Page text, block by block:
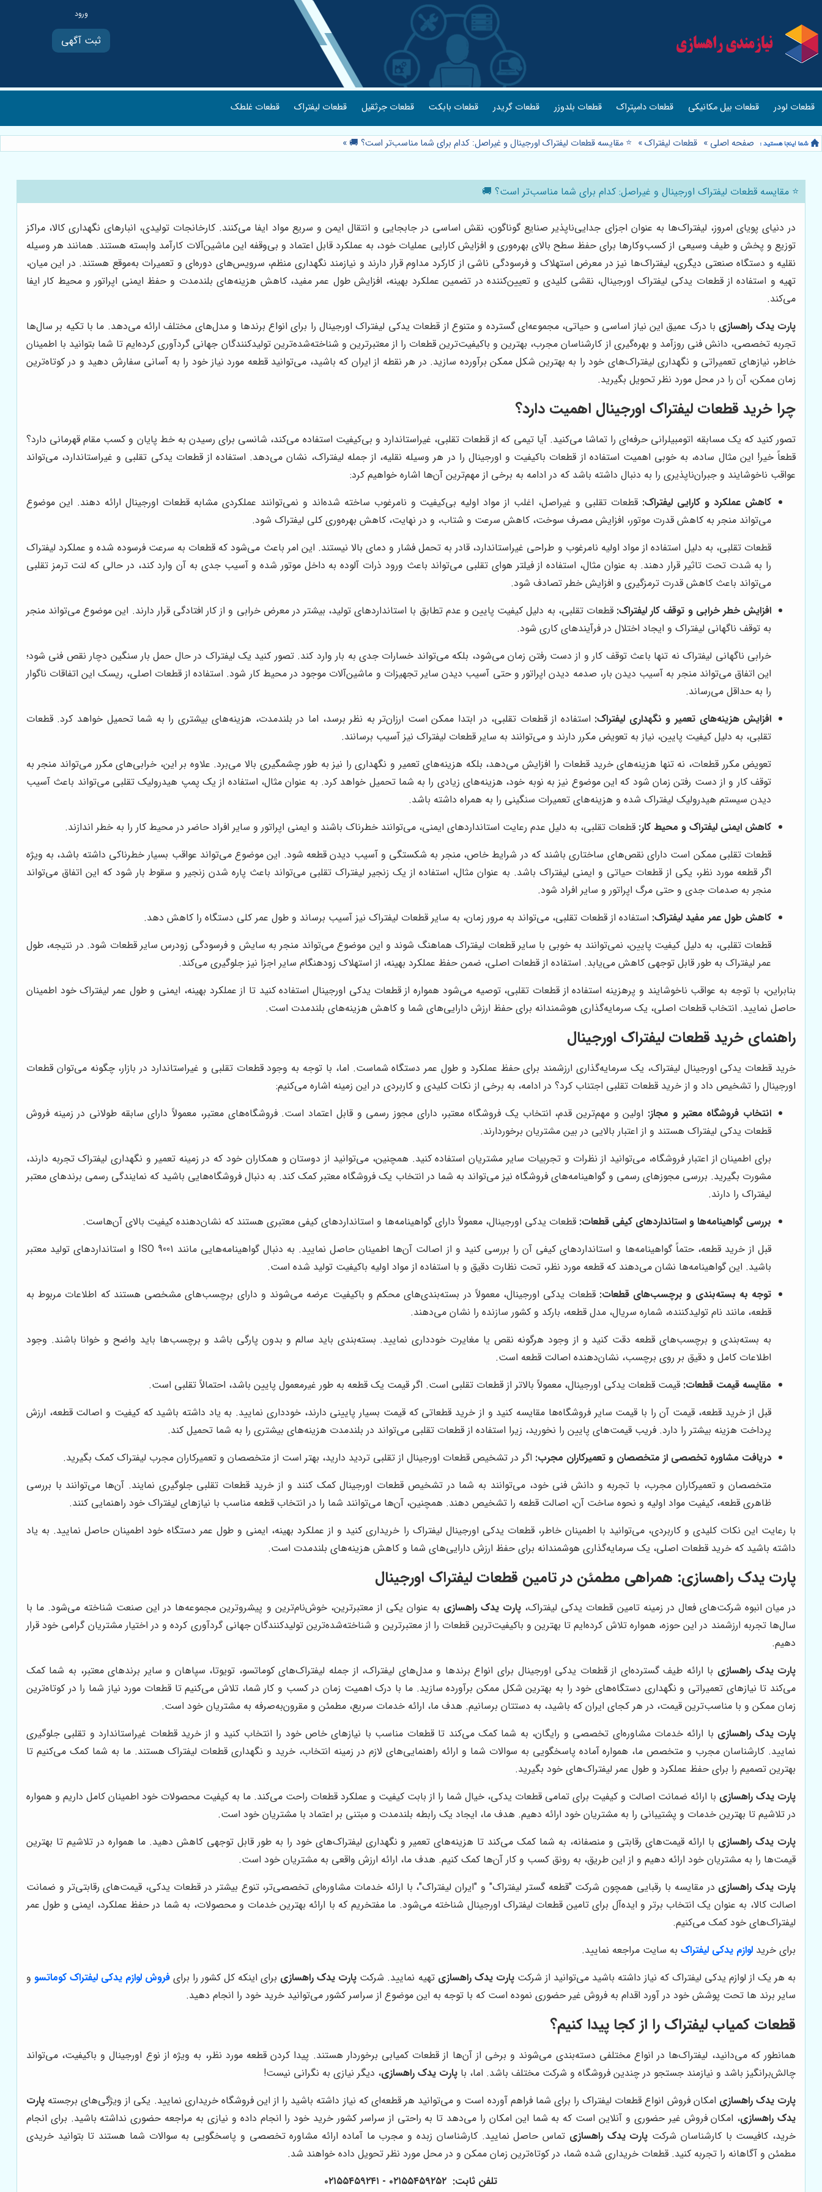
ثبت آگهی
قطعات لودر قطعات بیل مکانیکی قطعات دامپتراک قطعات بلدوزر قطعات گریدر قطعات بابکت قطعات جرثقیل قطعات لیفتراک قطعات غلطک
صفحه اصلی » قطعات لیفتراک» ⭐️ مقایسه قطعات لیفتراک اورجینال و غیراصل: کدام برای شما مناسب‌تر است؟ 🚚 »
⭐️ مقایسه قطعات لیفتراک اورجینال و غیراصل: کدام برای شما مناسب‌تر است؟ 🚚
در دنیای پویای امروز، لیفتراک‌ها به عنوان اجزای جدایی‌ناپذیر صنایع گوناگون، نقش اساسی در جابجایی و انتقال ایمن و سریع مواد ایفا می‌کنند. کارخانجات تولیدی، انبارهای نگهداری کالا، مراکز
توزیع و پخش و طیف وسیعی از کسب‌وکارها برای حفظ سطح بالای بهره‌وری و افزایش کارایی عملیات خود، به عملکرد قابل اعتماد و بی‌وقفه این ماشین‌آلات کارآمد وابسته هستند. همانند هر وسیله
نقلیه و دستگاه صنعتی دیگری، لیفتراک‌ها نیز در معرض استهلاک و فرسودگی ناشی از کارکرد مداوم قرار دارند و نیازمند نگهداری منظم، سرویس‌های دوره‌ای و تعمیرات به‌موقع هستند. در این میان،
تهیه و استفاده از قطعات یدکی لیفتراک اورجینال، نقشی کلیدی و تعیین‌کننده در تضمین عملکرد بهینه، افزایش طول عمر مفید، کاهش هزینه‌های بلندمدت و حفظ ایمنی اپراتور و محیط کار ایفا
می‌کند.
پارت یدک راهسازی با درک عمیق این نیاز اساسی و حیاتی، مجموعه‌ای گسترده و متنوع از قطعات یدکی لیفتراک اورجینال را برای انواع برندها و مدل‌های مختلف ارائه می‌دهد. ما با تکیه بر سال‌ها
تجربه تخصصی، دانش فنی روزآمد و بهره‌گیری از کارشناسان مجرب، بهترین و باکیفیت‌ترین قطعات را از معتبرترین و شناخته‌شده‌ترین تولیدکنندگان جهانی گردآوری کرده‌ایم تا شما بتوانید با اطمینان
خاطر، نیازهای تعمیراتی و نگهداری لیفتراک‌های خود را به بهترین شکل ممکن برآورده سازید. در هر نقطه از ایران که باشید، می‌توانید قطعه مورد نیاز خود را به آسانی سفارش دهید و در کوتاه‌ترین
زمان ممکن، آن را در محل مورد نظر تحویل بگیرید.
چرا خرید قطعات لیفتراک اورجینال اهمیت دارد؟
تصور کنید که یک مسابقه اتومبیلرانی حرفه‌ای را تماشا می‌کنید. آیا تیمی که از قطعات تقلبی، غیراستاندارد و بی‌کیفیت استفاده می‌کند، شانسی برای رسیدن به خط پایان و کسب مقام قهرمانی دارد؟
قطعاً خیر! این مثال ساده، به خوبی اهمیت استفاده از قطعات باکیفیت و اورجینال را در هر وسیله نقلیه، از جمله لیفتراک، نشان می‌دهد. استفاده از قطعات یدکی تقلبی و غیراستاندارد، می‌تواند
عواقب ناخوشایند و جبران‌ناپذیری را به دنبال داشته باشد که در ادامه به برخی از مهم‌ترین آن‌ها اشاره خواهیم کرد:
کاهش عملکرد و کارایی لیفتراک: قطعات تقلبی و غیراصل، اغلب از مواد اولیه بی‌کیفیت و نامرغوب ساخته شده‌اند و نمی‌توانند عملکردی مشابه قطعات اورجینال ارائه دهند. این موضوع
می‌تواند منجر به کاهش قدرت موتور، افزایش مصرف سوخت، کاهش سرعت و شتاب، و در نهایت، کاهش بهره‌وری کلی لیفتراک شود.
قطعات تقلبی، به دلیل استفاده از مواد اولیه نامرغوب و طراحی غیراستاندارد، قادر به تحمل فشار و دمای بالا نیستند. این امر باعث می‌شود که قطعات به سرعت فرسوده شده و عملکرد لیفتراک
را به شدت تحت تاثیر قرار دهند. به عنوان مثال، استفاده از فیلتر هوای تقلبی می‌تواند باعث ورود ذرات آلوده به داخل موتور شده و آسیب جدی به آن وارد کند، در حالی که لنت ترمز تقلبی
می‌تواند باعث کاهش قدرت ترمزگیری و افزایش خطر تصادف شود.
افزایش خطر خرابی و توقف کار لیفتراک: قطعات تقلبی، به دلیل کیفیت پایین و عدم تطابق با استانداردهای تولید، بیشتر در معرض خرابی و از کار افتادگی قرار دارند. این موضوع می‌تواند منجر
به توقف ناگهانی لیفتراک و ایجاد اختلال در فرآیندهای کاری شود.
خرابی ناگهانی لیفتراک نه تنها باعث توقف کار و از دست رفتن زمان می‌شود، بلکه می‌تواند خسارات جدی به بار وارد کند. تصور کنید یک لیفتراک در حال حمل بار سنگین دچار نقص فنی شود؛
این اتفاق می‌تواند منجر به آسیب دیدن بار، صدمه دیدن اپراتور و حتی آسیب دیدن سایر تجهیزات و ماشین‌آلات موجود در محیط کار شود. استفاده از قطعات اصلی، ریسک این اتفاقات ناگوار
را به حداقل می‌رساند.
افزایش هزینه‌های تعمیر و نگهداری لیفتراک: استفاده از قطعات تقلبی، در ابتدا ممکن است ارزان‌تر به نظر برسد، اما در بلندمدت، هزینه‌های بیشتری را به شما تحمیل خواهد کرد. قطعات
تقلبی، به دلیل کیفیت پایین، نیاز به تعویض مکرر دارند و می‌توانند به سایر قطعات لیفتراک نیز آسیب برسانند.
تعویض مکرر قطعات، نه تنها هزینه‌های خرید قطعات را افزایش می‌دهد، بلکه هزینه‌های تعمیر و نگهداری را نیز به طور چشمگیری بالا می‌برد. علاوه بر این، خرابی‌های مکرر می‌تواند منجر به
توقف کار و از دست رفتن زمان شود که این موضوع نیز به نوبه خود، هزینه‌های زیادی را به شما تحمیل خواهد کرد. به عنوان مثال، استفاده از یک پمپ هیدرولیک تقلبی می‌تواند باعث آسیب
دیدن سیستم هیدرولیک لیفتراک شده و هزینه‌های تعمیرات سنگینی را به همراه داشته باشد.
کاهش ایمنی لیفتراک و محیط کار: قطعات تقلبی، به دلیل عدم رعایت استانداردهای ایمنی، می‌توانند خطرناک باشند و ایمنی اپراتور و سایر افراد حاضر در محیط کار را به خطر اندازند.
قطعات تقلبی ممکن است دارای نقص‌های ساختاری باشند که در شرایط خاص، منجر به شکستگی و آسیب دیدن قطعه شود. این موضوع می‌تواند عواقب بسیار خطرناکی داشته باشد، به ویژه
اگر قطعه مورد نظر، یکی از قطعات حیاتی و ایمنی لیفتراک باشد. به عنوان مثال، استفاده از یک زنجیر لیفتراک تقلبی می‌تواند باعث پاره شدن زنجیر و سقوط بار شود که این اتفاق می‌تواند
منجر به صدمات جدی و حتی مرگ اپراتور و سایر افراد شود.
کاهش طول عمر مفید لیفتراک: استفاده از قطعات تقلبی، می‌تواند به مرور زمان، به سایر قطعات لیفتراک نیز آسیب برساند و طول عمر کلی دستگاه را کاهش دهد.
قطعات تقلبی، به دلیل کیفیت پایین، نمی‌توانند به خوبی با سایر قطعات لیفتراک هماهنگ شوند و این موضوع می‌تواند منجر به سایش و فرسودگی زودرس سایر قطعات شود. در نتیجه، طول
عمر لیفتراک به طور قابل توجهی کاهش می‌یابد. استفاده از قطعات اصلی، ضمن حفظ عملکرد بهینه، از استهلاک زودهنگام سایر اجزا نیز جلوگیری می‌کند.
بنابراین، با توجه به عواقب ناخوشایند و پرهزینه استفاده از قطعات تقلبی، توصیه می‌شود همواره از قطعات یدکی اورجینال استفاده کنید تا از عملکرد بهینه، ایمنی و طول عمر لیفتراک خود اطمینان
حاصل نمایید. انتخاب قطعات اصلی، یک سرمایه‌گذاری هوشمندانه برای حفظ ارزش دارایی‌های شما و کاهش هزینه‌های بلندمدت است.
راهنمای خرید قطعات لیفتراک اورجینال
خرید قطعات یدکی اورجینال لیفتراک، یک سرمایه‌گذاری ارزشمند برای حفظ عملکرد و طول عمر دستگاه شماست. اما، با توجه به وجود قطعات تقلبی و غیراستاندارد در بازار، چگونه می‌توان قطعات
اورجینال را تشخیص داد و از خرید قطعات تقلبی اجتناب کرد؟ در ادامه، به برخی از نکات کلیدی و کاربردی در این زمینه اشاره می‌کنیم:
انتخاب فروشگاه معتبر و مجاز: اولین و مهم‌ترین قدم، انتخاب یک فروشگاه معتبر، دارای مجوز رسمی و قابل اعتماد است. فروشگاه‌های معتبر، معمولاً دارای سابقه طولانی در زمینه فروش
قطعات یدکی لیفتراک هستند و از اعتبار بالایی در بین مشتریان برخوردارند.
برای اطمینان از اعتبار فروشگاه، می‌توانید از نظرات و تجربیات سایر مشتریان استفاده کنید. همچنین، می‌توانید از دوستان و همکاران خود که در زمینه تعمیر و نگهداری لیفتراک تجربه دارند،
مشورت بگیرید. بررسی مجوزهای رسمی و گواهینامه‌های فروشگاه نیز می‌تواند به شما در انتخاب یک فروشگاه معتبر کمک کند. به دنبال فروشگاه‌هایی باشید که نمایندگی رسمی برندهای معتبر
لیفتراک را دارند.
بررسی گواهینامه‌ها و استانداردهای کیفی قطعات: قطعات یدکی اورجینال، معمولاً دارای گواهینامه‌ها و استانداردهای کیفی معتبری هستند که نشان‌دهنده کیفیت بالای آن‌هاست.
قبل از خرید قطعه، حتماً گواهینامه‌ها و استانداردهای کیفی آن را بررسی کنید و از اصالت آن‌ها اطمینان حاصل نمایید. به دنبال گواهینامه‌هایی مانند ISO 9001 و استانداردهای تولید معتبر
باشید. این گواهینامه‌ها نشان می‌دهند که قطعه مورد نظر، تحت نظارت دقیق و با استفاده از مواد اولیه باکیفیت تولید شده است.
توجه به بسته‌بندی و برچسب‌های قطعات: قطعات یدکی اورجینال، معمولاً در بسته‌بندی‌های محکم و باکیفیت عرضه می‌شوند و دارای برچسب‌های مشخصی هستند که اطلاعات مربوط به
قطعه، مانند نام تولیدکننده، شماره سریال، مدل قطعه، بارکد و کشور سازنده را نشان می‌دهند.
به بسته‌بندی و برچسب‌های قطعه دقت کنید و از وجود هرگونه نقص یا مغایرت خودداری نمایید. بسته‌بندی باید سالم و بدون پارگی باشد و برچسب‌ها باید واضح و خوانا باشند. وجود
اطلاعات کامل و دقیق بر روی برچسب، نشان‌دهنده اصالت قطعه است.
مقایسه قیمت قطعات: قیمت قطعات یدکی اورجینال، معمولاً بالاتر از قطعات تقلبی است. اگر قیمت یک قطعه به طور غیرمعمول پایین باشد، احتمالاً تقلبی است.
قبل از خرید قطعه، قیمت آن را با قیمت سایر فروشگاه‌ها مقایسه کنید و از خرید قطعاتی که قیمت بسیار پایینی دارند، خودداری نمایید. به یاد داشته باشید که کیفیت و اصالت قطعه، ارزش
پرداخت هزینه بیشتر را دارد. فریب قیمت‌های پایین را نخورید، زیرا استفاده از قطعات تقلبی می‌تواند در بلندمدت هزینه‌های بیشتری را به شما تحمیل کند.
دریافت مشاوره تخصصی از متخصصان و تعمیرکاران مجرب: اگر در تشخیص قطعات اورجینال از تقلبی تردید دارید، بهتر است از متخصصان و تعمیرکاران مجرب لیفتراک کمک بگیرید.
متخصصان و تعمیرکاران مجرب، با تجربه و دانش فنی خود، می‌توانند به شما در تشخیص قطعات اورجینال کمک کنند و از خرید قطعات تقلبی جلوگیری نمایند. آن‌ها می‌توانند با بررسی
ظاهری قطعه، کیفیت مواد اولیه و نحوه ساخت آن، اصالت قطعه را تشخیص دهند. همچنین، آن‌ها می‌توانند شما را در انتخاب قطعه مناسب با نیازهای لیفتراک خود راهنمایی کنند.
با رعایت این نکات کلیدی و کاربردی، می‌توانید با اطمینان خاطر، قطعات یدکی اورجینال لیفتراک را خریداری کنید و از عملکرد بهینه، ایمنی و طول عمر دستگاه خود اطمینان حاصل نمایید. به یاد
داشته باشید که خرید قطعات اصلی، یک سرمایه‌گذاری هوشمندانه برای حفظ ارزش دارایی‌های شما و کاهش هزینه‌های بلندمدت است.
پارت یدک راهسازی: همراهی مطمئن در تامین قطعات لیفتراک اورجینال
در میان انبوه شرکت‌های فعال در زمینه تامین قطعات یدکی لیفتراک، پارت یدک راهسازی به عنوان یکی از معتبرترین، خوش‌نام‌ترین و پیشروترین مجموعه‌ها در این صنعت شناخته می‌شود. ما با
سال‌ها تجربه ارزشمند در این حوزه، همواره تلاش کرده‌ایم تا بهترین و باکیفیت‌ترین قطعات را از معتبرترین و شناخته‌شده‌ترین تولیدکنندگان جهانی گردآوری کرده و در اختیار مشتریان گرامی خود قرار
دهیم.
پارت یدک راهسازی با ارائه طیف گسترده‌ای از قطعات یدکی اورجینال برای انواع برندها و مدل‌های لیفتراک، از جمله لیفتراک‌های کوماتسو، تویوتا، سپاهان و سایر برندهای معتبر، به شما کمک
می‌کند تا نیازهای تعمیراتی و نگهداری دستگاه‌های خود را به بهترین شکل ممکن برآورده سازید. ما با درک اهمیت زمان در کسب و کار شما، تلاش می‌کنیم تا قطعات مورد نیاز شما را در کوتاه‌ترین
زمان ممکن و با مناسب‌ترین قیمت، در هر کجای ایران که باشید، به دستتان برسانیم. هدف ما، ارائه خدمات سریع، مطمئن و مقرون‌به‌صرفه به مشتریان خود است.
پارت یدک راهسازی با ارائه خدمات مشاوره‌ای تخصصی و رایگان، به شما کمک می‌کند تا قطعات مناسب با نیازهای خاص خود را انتخاب کنید و از خرید قطعات غیراستاندارد و تقلبی جلوگیری
نمایید. کارشناسان مجرب و متخصص ما، همواره آماده پاسخگویی به سوالات شما و ارائه راهنمایی‌های لازم در زمینه انتخاب، خرید و نگهداری قطعات لیفتراک هستند. ما به شما کمک می‌کنیم تا
بهترین تصمیم را برای حفظ عملکرد و طول عمر لیفتراک‌های خود بگیرید.
پارت یدک راهسازی با ارائه ضمانت اصالت و کیفیت برای تمامی قطعات یدکی، خیال شما را از بابت کیفیت و عملکرد قطعات راحت می‌کند. ما به کیفیت محصولات خود اطمینان کامل داریم و همواره
در تلاشیم تا بهترین خدمات و پشتیبانی را به مشتریان خود ارائه دهیم. هدف ما، ایجاد یک رابطه بلندمدت و مبتنی بر اعتماد با مشتریان خود است.
پارت یدک راهسازی با ارائه قیمت‌های رقابتی و منصفانه، به شما کمک می‌کند تا هزینه‌های تعمیر و نگهداری لیفتراک‌های خود را به طور قابل توجهی کاهش دهید. ما همواره در تلاشیم تا بهترین
قیمت‌ها را به مشتریان خود ارائه دهیم و از این طریق، به رونق کسب و کار آن‌ها کمک کنیم. هدف ما، ارائه ارزش واقعی به مشتریان خود است.
پارت یدک راهسازی در مقایسه با رقبایی همچون شرکت "قطعه گستر لیفتراک" و "ایران لیفتراک"، با ارائه خدمات مشاوره‌ای تخصصی‌تر، تنوع بیشتر در قطعات یدکی، قیمت‌های رقابتی‌تر و ضمانت
اصالت کالا، به عنوان یک انتخاب برتر و ایده‌آل برای تامین قطعات لیفتراک اورجینال شناخته می‌شود. ما مفتخریم که با ارائه بهترین خدمات و محصولات، به شما در حفظ عملکرد، ایمنی و طول عمر
لیفتراک‌های خود کمک می‌کنیم.
برای خرید لوازم یدکی لیفتراک به سایت مراجعه نمایید.
به هر یک از لوازم یدکی لیفتراک که نیاز داشته باشید می‌توانید از شرکتپارت یدک راهسازی تهیه نمایید. شرکت پارت یدک راهسازی برای اینکه کل کشور را برای فروش لوازم یدکی لیفتراک کوماتسو و
سایر برند ها تحت پوشش خود در آورد اقدام به فروش غیر حضوری نموده است که با توجه به این موضوع از سراسر کشور می‌توانید خرید خود را انجام دهید.
قطعات کمیاب لیفتراک را از کجا پیدا کنیم؟
همانطور که می‌دانید، لیفتراک‌ها در انواع مختلفی دسته‌بندی می‌شوند و برخی از آن‌ها از قطعات کمیابی برخوردار هستند. پیدا کردن قطعه مورد نظر، به ویژه از نوع اورجینال و باکیفیت، می‌تواند
چالش‌برانگیز باشد و نیازمند جستجو در چندین فروشگاه و شرکت مختلف باشد. اما، با پارت یدک راهسازی، دیگر نیازی به نگرانی نیست!
پارت یدک راهسازی امکان فروش انواع قطعات لیفتراک را برای شما فراهم آورده است و می‌توانید هر قطعه‌ای که نیاز داشته باشید را از این فروشگاه خریداری نمایید. یکی از ویژگی‌های برجستهپارت
یدک راهسازی، امکان فروش غیر حضوری و آنلاین است که به شما این امکان را می‌دهد تا به راحتی از سراسر کشور خرید خود را انجام داده و نیازی به مراجعه حضوری نداشته باشید. برای انجام
خرید، کافیست با کارشناسان شرکت پارت یدک راهسازی تماس حاصل نمایید. کارشناسان زبده و مجرب ما آماده ارائه مشاوره تخصصی و پاسخگویی به سوالات شما هستند تا بتوانید خریدی
مطمئن و آگاهانه را تجربه کنید. قطعات خریداری شده شما، در کوتاه‌ترین زمان ممکن و در محل مورد نظر تحویل داده خواهند شد.
تلفن ثابت: ۰۲۱۵۵۴۵۹۲۵۲ - ۰۲۱۵۵۴۵۹۲۴۱